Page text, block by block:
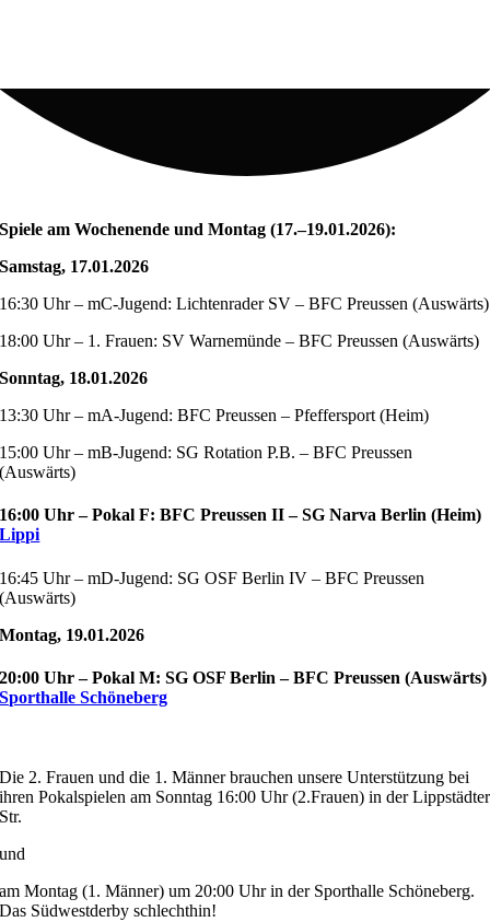
Spiele am Wochenende und Montag (17.–19.01.2026):
Samstag, 17.01.2026
16:30 Uhr – mC-Jugend: Lichtenrader SV – BFC Preussen (Auswärts)
18:00 Uhr – 1. Frauen: SV Warnemünde – BFC Preussen (Auswärts)
Sonntag, 18.01.2026
13:30 Uhr – mA-Jugend: BFC Preussen – Pfeffersport (Heim)
15:00 Uhr – mB-Jugend: SG Rotation P.B. – BFC Preussen
(Auswärts)
16:00 Uhr – Pokal F: BFC Preussen II – SG Narva Berlin (Heim)
Lippi
16:45 Uhr – mD-Jugend: SG OSF Berlin IV – BFC Preussen
(Auswärts)
Montag, 19.01.2026
20:00 Uhr – Pokal M: SG OSF Berlin – BFC Preussen (Auswärts)
Sporthalle Schöneberg
Die 2. Frauen und die 1. Männer brauchen unsere Unterstützung bei
ihren Pokalspielen am Sonntag 16:00 Uhr (2.Frauen) in der Lippstädter
Str.
und
am Montag (1. Männer) um 20:00 Uhr in der Sporthalle Schöneberg.
Das Südwestderby schlechthin!